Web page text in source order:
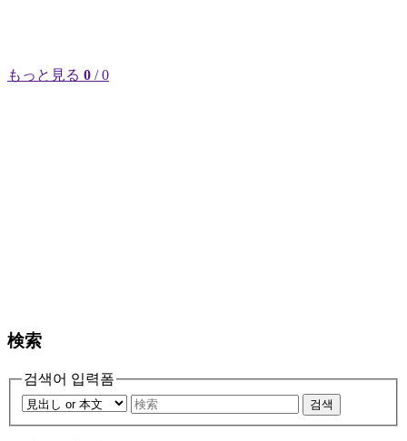
もっと見る 0 / 0
検索
검색어 입력폼
검색